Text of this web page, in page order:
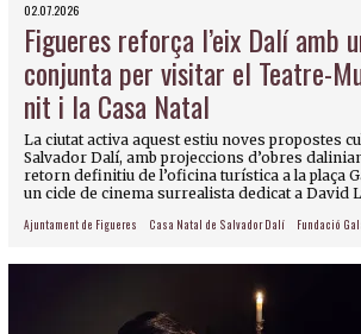
02.07.2026
Figueres reforça l’eix Dalí amb
conjunta per visitar el Teatre-
nit i la Casa Natal
La ciutat activa aquest estiu noves propostes
Salvador Dalí, amb projeccions d’obres
retorn definitiu de l’oficina turística a la plaça
un cicle de cinema surrealista dedicat a David
Ajuntament de Figueres Casa Natal de Salvador Dalí Fundació